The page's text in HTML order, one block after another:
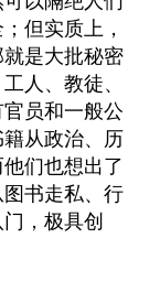
但实质上，
是大批秘密
人、教徒、
员和一般公
从政治、历
们也想出了
书走私、行
，极具创